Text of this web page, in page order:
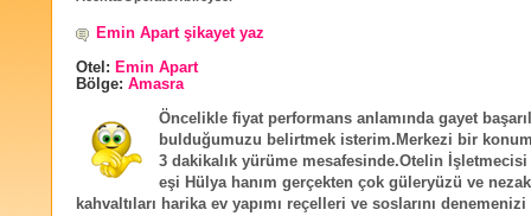
Emin Apart şikayet yaz
Otel: Emin Apart
Bölge: Amasra
Öncelikle fiyat performans anlamında gayet
bulduğumuzu belirtmek isterim.Merkezi bir
3 dakikalık yürüme mesafesinde.Otelin
eşi Hülya hanım gerçekten çok güleryüzü ve
kahvaltıları harika ev yapımı reçelleri ve soslarını